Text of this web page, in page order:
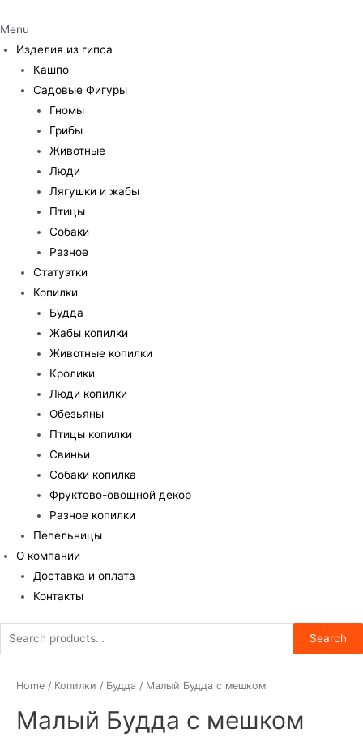
Menu
Изделия из гипса
Кашпо
Садовые Фигуры
Гномы
Грибы
Животные
Люди
Лягушки и жабы
Птицы
Собаки
Разное
Статуэтки
Копилки
Будда
Жабы копилки
Животные копилки
Кролики
Люди копилки
Обезьяны
Птицы копилки
Свиньи
Собаки копилка
Фруктово-овощной декор
Разное копилки
Пепельницы
О компании
Доставка и оплата
Контакты
Search
for:
Search
Home / Копилки / Будда / Малый Будда с мешком
Малый Будда с мешком